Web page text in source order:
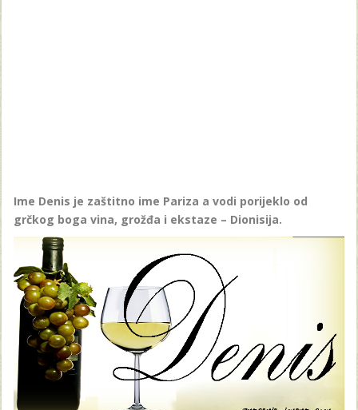
Ime Denis je zaštitno ime Pariza a vodi porijeklo od
grčkog boga vina, grožđa i ekstaze – Dionisija.